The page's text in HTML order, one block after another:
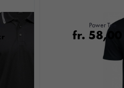
Power Tee
fr. 58,00